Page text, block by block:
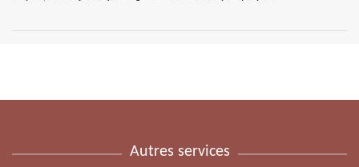
Autres services